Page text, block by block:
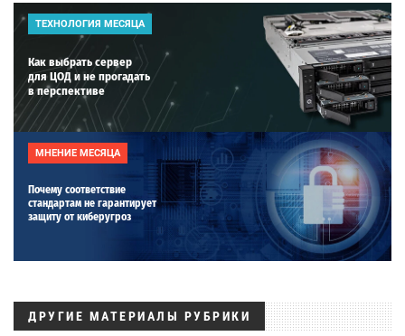
ТЕХНОЛОГИЯ МЕСЯЦА
Как выбрать сервер
для ЦОД и не прогадать
в перспективе
МНЕНИЕ МЕСЯЦА
Почему соответствие
стандартам не гарантирует
защиту от киберугроз
ДРУГИЕ МАТЕРИАЛЫ РУБРИКИ